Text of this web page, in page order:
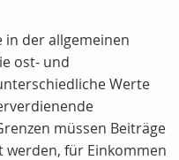
in der allgemeinen
ost- und
Werte
müssen Beiträge
werden, für Einkommen